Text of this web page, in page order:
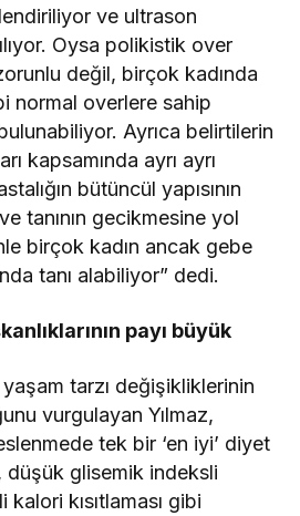
ve ultrason
Oysa polikistik over
değil, birçok kadında
normal overlere sahip
Ayrıca belirtilerin
kapsamında ayrı ayrı
bütüncül yapısının
tanının gecikmesine yol
birçok kadın ancak gebe
tanı alabiliyor” dedi.
payı büyük
tarzı değişikliklerinin
vurgulayan Yılmaz,
tek bir ‘en iyi’ diyet
glisemik indeksli
kısıtlaması gibi